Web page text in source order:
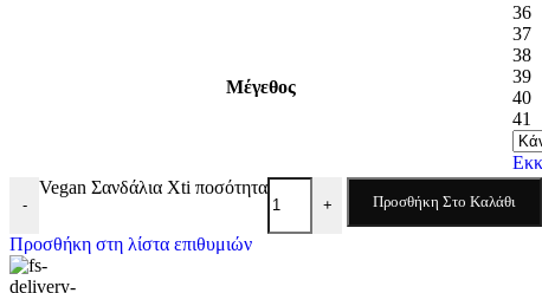
Xti
Μέγεθος
36
37
38
39
40
41
-
Vegan Σανδάλια Xti ποσότητα
+ Προσθήκη Στο Καλάθι
Προσθήκη στη λίστα επιθυμιών